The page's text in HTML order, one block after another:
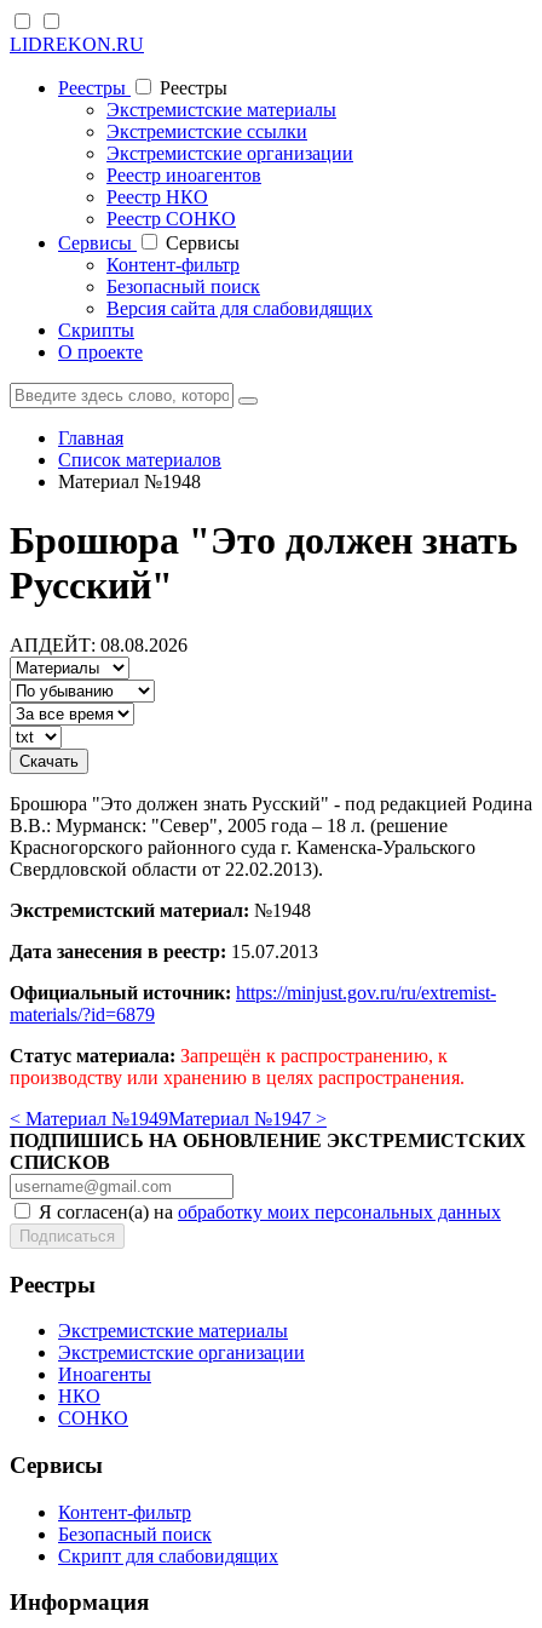
LIDREKON.RU
Реестры
Реестры
Экстремистские материалы
Экстремистские ссылки
Экстремистские организации
Реестр иноагентов
Реестр НКО
Реестр СОНКО
Cервисы
Cервисы
Контент-фильтр
Безопасный поиск
Версия сайта для слабовидящих
Скрипты
О проекте
Главная
Список материалов
Материал №1948
Брошюра "Это должен знать
Русский"
АПДЕЙТ: 08.08.2026
Брошюра "Это должен знать Русский" - под редакцией Родина
В.В.: Мурманск: "Север", 2005 года – 18 л. (решение
Красногорского районного суда г. Каменска-Уральского
Свердловской области от 22.02.2013).
Экстремистский материал: №1948
Дата занесения в реестр: 15.07.2013
Официальный источник: https://minjust.gov.ru/ru/extremist-
materials/?id=6879
Статус материала: Запрещён к распространению, к
производству или хранению в целях распространения.
< Материал №1949Материал №1947 >
ПОДПИШИСЬ НА ОБНОВЛЕНИЕ ЭКСТРЕМИСТСКИХ
СПИСКОВ
Я согласен(а) на обработку моих персональных данных
Реестры
Экстремистские материалы
Экстремистские организации
Иноагенты
НКО
СОНКО
Сервисы
Контент-фильтр
Безопасный поиск
Скрипт для слабовидящих
Информация